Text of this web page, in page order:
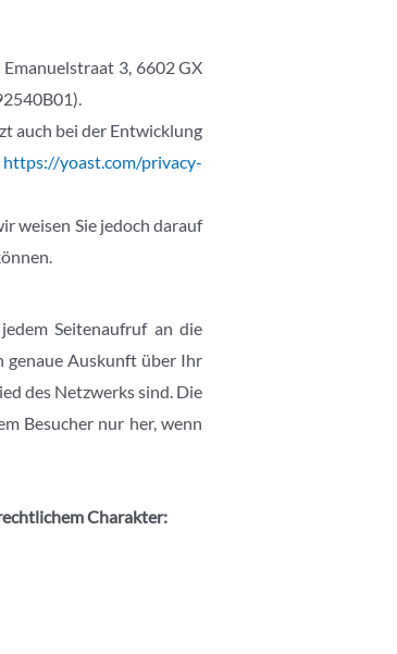
3, 6602 GX
auch bei der Entwicklung
https://yoast.com/privacy-
weisen Sie jedoch darauf
Seitenaufruf an die
genaue Auskunft über Ihr
des Netzwerks sind. Die
Besucher nur her, wenn
Charakter: